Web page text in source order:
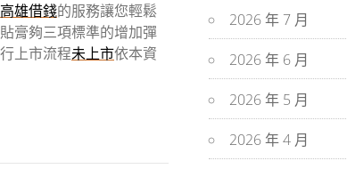
高雄借錢的服務讓您輕鬆
膏夠三項標準的增加彈
上市流程未上市依本資
2026 年 7 月
2026 年 6 月
2026 年 5 月
2026 年 4 月